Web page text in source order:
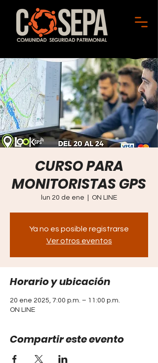
CURSO PARA
MONITORISTAS GPS
lun 20 de ene ON LINE
Ya no es posible registrarse
Ver otros eventos
Horario y ubicación
20 ene 2025, 7:00 p.m. – 11:00 p.m.
ON LINE
Compartir este evento